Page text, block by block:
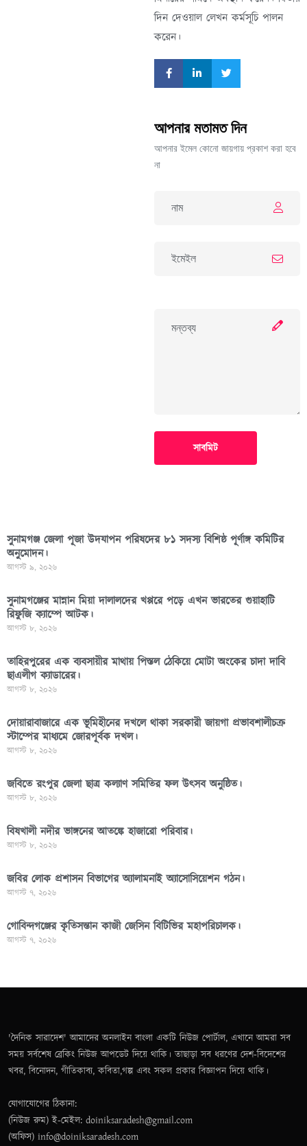
দিন দেওয়াল লেখন কর্মসূচি পালন
করেন।
আপনার মতামত দিন
আপনার ইমেল কোনো জায়গায় প্রকাশ করা হবে
না
সাবমিট
সুনামগঞ্জ জেলা পূজা উদযাপন পরিষদের ৮১ সদস্য বিশিষ্ঠ পূর্ণাঙ্গ কমিটির
অনুমোদন।
আগস্ট ৯, ২০২৬
সুনামগঞ্জের মান্নান মিয়া দালালদের খপ্পরে পড়ে এখন ভারতের গুয়াহাটি
রিফুজি ক্যাম্পে আটক।
আগস্ট ৮, ২০২৬
তাহিরপুরের এক ব্যবসায়ীর মাথায় পিস্তল ঠেকিয়ে মোটা অংকের চাদা দাবি
ছাএলীগ ক্যাডারের।
আগস্ট ৮, ২০২৬
দোয়ারাবাজারে এক ভূমিহীনের দখলে থাকা সরকারী জায়গা প্রভাবশালীচক্র
স্টাম্পের মাধ্যমে জোরপূর্বক দখল।
আগস্ট ৮, ২০২৬
জবিতে রংপুর জেলা ছাত্র কল্যাণ সমিতির ফল উৎসব অনুষ্ঠিত।
আগস্ট ৮, ২০২৬
বিষখালী নদীর ভাঙ্গনের আতঙ্কে হাজারো পরিবার।
আগস্ট ৮, ২০২৬
জবির লোক প্রশাসন বিভাগের অ্যালামনাই অ্যাসোসিয়েশন গঠন।
আগস্ট ৭, ২০২৬
গোবিন্দগঞ্জের কৃতিসন্তান কাজী জেসিন বিটিভির মহাপরিচালক।
আগস্ট ৭, ২০২৬
'দৈনিক সারাদেশ' আমাদের অনলাইন বাংলা একটি নিউজ পোর্টাল, এখানে আমরা সব
সময় সর্বশেষ ব্রেকিং নিউজ আপডেট দিয়ে থাকি। তাছাড়া সব ধরণের দেশ-বিদেশের
খবর, বিনোদন, গীতিকাব্য, কবিতা,গল্প এবং সকল প্রকার বিজ্ঞাপন দিয়ে থাকি।
যোগাযোগের ঠিকানা:
(নিউজ রুম) ই-মেইল: doiniksaradesh@gmail.com
(অফিস) info@doiniksaradesh.com